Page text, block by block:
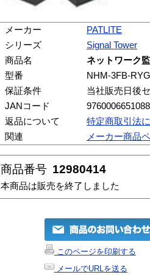
メーカー
PATLITE
シリーズ
Signal Tower
商品名
ネットワーク
型番
NHM-3FB-RYG
保証条件
当社販売日後
JANコード
9760006651088
返品について
特定商取引法
関連
メーカー商品
商品番号 12980414
本商品は販売を終了しました
このページを印刷する
メールでURLを送る